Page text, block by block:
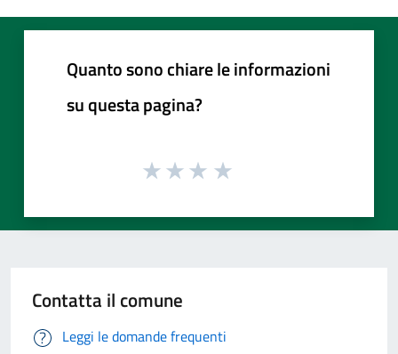
Quanto sono chiare le informazioni
su questa pagina?
Contatta il comune
Leggi le domande frequenti